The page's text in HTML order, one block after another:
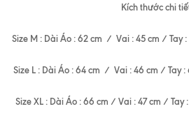
Kích thước chi
Size M : Dài Áo : 62 cm / Vai : 45 cm / Tay
Size L : Dài Áo : 64 cm / Vai : 46 cm / Tay
Size XL : Dài Áo : 66 cm / Vai : 47 cm / Tay